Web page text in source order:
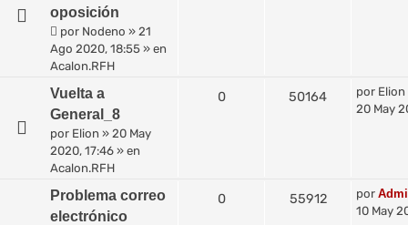
oposición
por Nodeno » 21
Ago 2020, 18:55 » en
Acalon.RFH
Vuelta a
General_8
por Elion » 20 May
2020, 17:46 » en
Acalon.RFH
0 50164 por Elion
20 May
Problema correo
electrónico
0 55912 por
10 May